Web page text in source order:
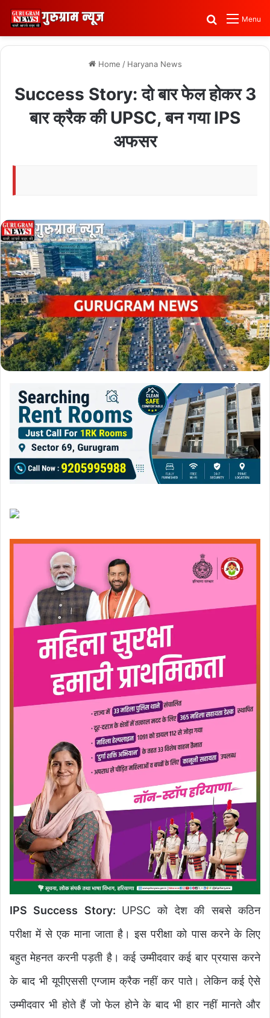
Menu
Search for
Home / Haryana News
Success Story: दो बार फेल होकर 3
बार क्रैक की UPSC, बन गया IPS
अफसर
IPS Success Story: UPSC को देश की सबसे कठिन
परीक्षा में से एक माना जाता है। इस परीक्षा को पास करने के लिए
बहुत मेहनत करनी पड़ती है। कई उम्मीदवार कई बार प्रयास करने
के बाद भी यूपीएससी एग्जाम क्रैक नहीं कर पाते। लेकिन कई ऐसे
उम्मीदवार भी होते हैं जो फेल होने के बाद भी हार नहीं मानते और